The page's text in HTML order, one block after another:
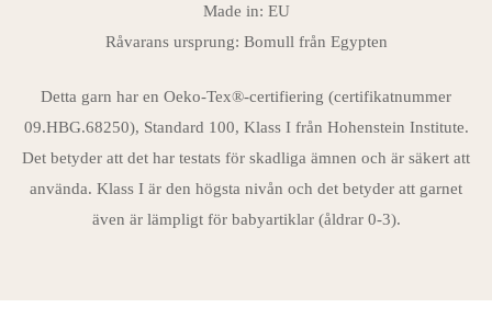
Made in: EU
Råvarans ursprung: Bomull från Egypten
Detta garn har en Oeko-Tex®-certifiering (certifikatnummer
09.HBG.68250), Standard 100, Klass I från Hohenstein Institute.
Det betyder att det har testats för skadliga ämnen och är säkert att
använda. Klass I är den högsta nivån och det betyder att garnet
även är lämpligt för babyartiklar (åldrar 0-3).